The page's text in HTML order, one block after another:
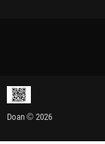
Doan © 2026